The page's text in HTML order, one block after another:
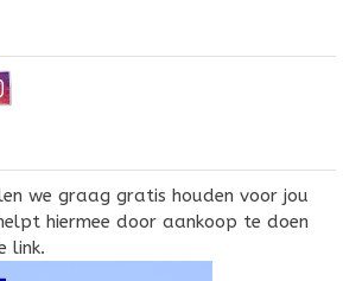
we graag gratis houden voor jou
hiermee door aankoop te doen
link.